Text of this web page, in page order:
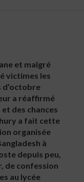
et malgré
victimes les
d’octobre
a réaffirmé
des chances
a fait cette
organisée
à
depuis peu,
de confession
au lycée